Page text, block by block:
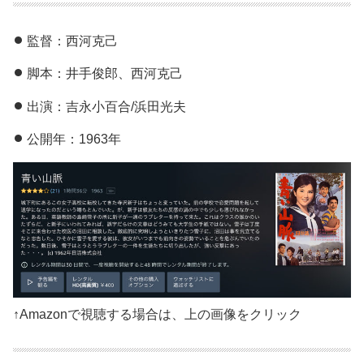
監督：西河克己
脚本：井手俊郎、西河克己
出演：吉永小百合/浜田光夫
公開年：1963年
↑Amazonで視聴する場合は、上の画像をクリック